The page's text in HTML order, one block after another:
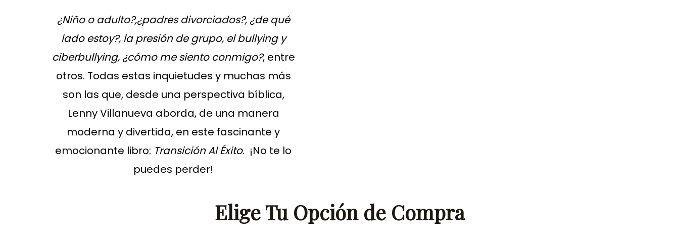
¿Niño o adulto?,¿padres divorciados?, ¿de qué
lado estoy?, la presión de grupo, el bullying y
ciberbullying, ¿cómo me siento conmigo?, entre
otros. Todas estas inquietudes y muchas más
son las que, desde una perspectiva bíblica,
Lenny Villanueva aborda, de una manera
moderna y divertida, en este fascinante y
emocionante libro: Transición Al Éxito. ¡No te lo
puedes perder!
Elige Tu Opción de Compra